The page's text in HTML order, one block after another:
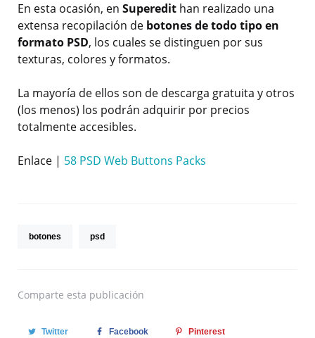
En esta ocasión, en Superedit han realizado una
extensa recopilación de botones de todo tipo en
formato PSD, los cuales se distinguen por sus
texturas, colores y formatos.
La mayoría de ellos son de descarga gratuita y otros
(los menos) los podrán adquirir por precios
totalmente accesibles.
Enlace | 58 PSD Web Buttons Packs
botones psd
Comparte esta publicación
Twitter Facebook Pinterest